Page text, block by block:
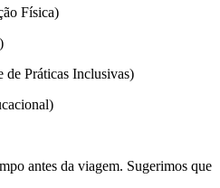
Física)
de Práticas Inclusivas)
antes da viagem. Sugerimos que